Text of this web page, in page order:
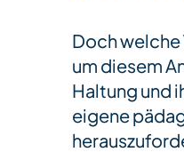
Doch
um diesem
Haltung und
eigene